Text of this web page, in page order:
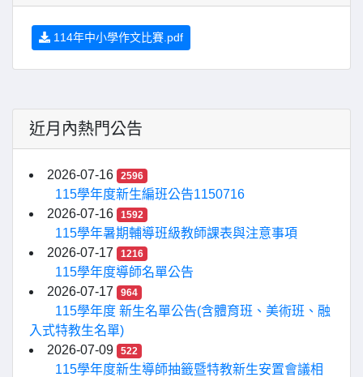
114年中小學作文比賽.pdf
近月內熱門公告
2026-07-16 2596
115學年度新生編班公告1150716
2026-07-16
1592
115學年暑期輔導班級教師課表與注意事項
2026-07-17
1216
115學年度導師名單公告
2026-07-17
964
115學年度 新生名單公告(含體育班、美術班、融
入式特教生名單)
2026-07-09
522
115學年度新生導師抽籤暨特教新生安置會議相